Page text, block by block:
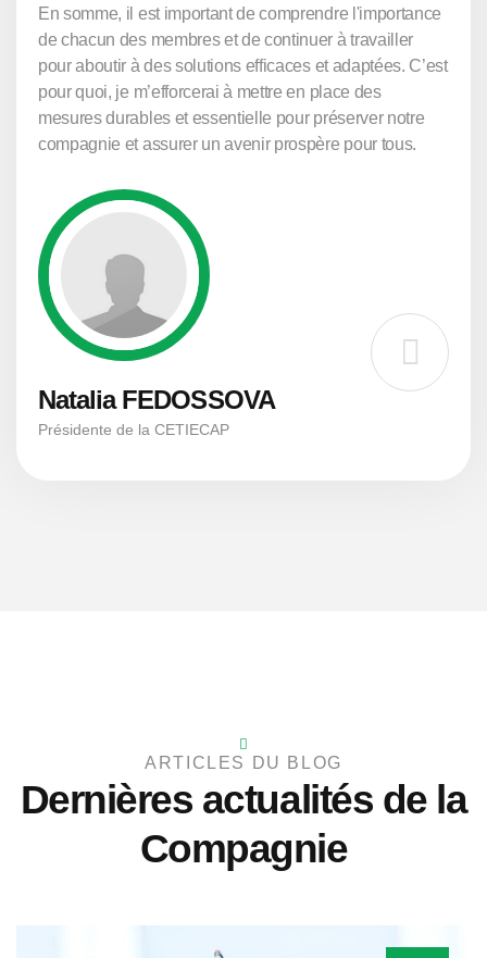
En somme, il est important de comprendre l'importance
de chacun des membres et de continuer à travailler
pour aboutir à des solutions efficaces et adaptées. C’est
pour quoi, je m’efforcerai à mettre en place des
mesures durables et essentielle pour préserver notre
compagnie et assurer un avenir prospère pour tous.
Natalia FEDOSSOVA
Présidente de la CETIECAP
ARTICLES DU BLOG
Dernières actualités de la
Compagnie